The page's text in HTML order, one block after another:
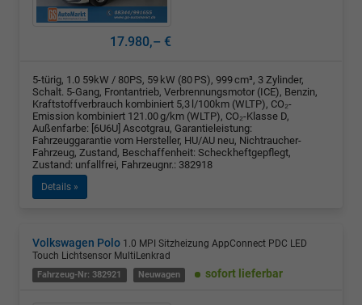
17.980,– €
5-türig, 1.0 59kW / 80PS, 59 kW (80 PS), 999 cm³, 3 Zylinder,
Schalt. 5-Gang, Frontantrieb, Verbrennungsmotor (ICE), Benzin,
Kraftstoffverbrauch kombiniert 5,3 l/100km (WLTP), CO₂-
Emission kombiniert 121.00 g/km (WLTP), CO₂-Klasse D,
Außenfarbe: [6U6U] Ascotgrau, Garantieleistung:
Fahrzeuggarantie vom Hersteller, HU/AU neu, Nichtraucher-
Fahrzeug, Zustand, Beschaffenheit: Scheckheftgepflegt,
Zustand: unfallfrei, Fahrzeugnr.: 382918
Details »
Volkswagen Polo 1.0 MPI Sitzheizung AppConnect PDC LED
Touch Lichtsensor MultiLenkrad
Fahrzeug-Nr: 382921 Neuwagen sofort lieferbar